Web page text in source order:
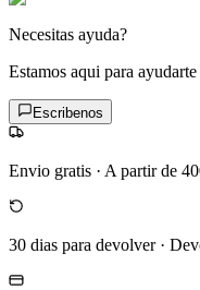
Necesitas ayuda?
Estamos aqui para
Escribenos
Envio gratis · A partir de
30 dias para devolver·